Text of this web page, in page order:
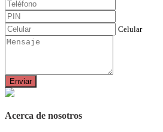
Celular
Enviar
Acerca de nosotros